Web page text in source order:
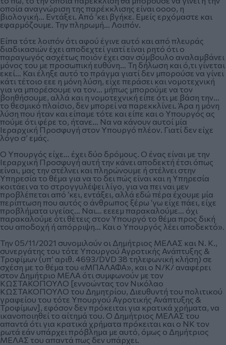
οποία αναγνώριση της παρέκκλισης είναι οοοο, η
βιολογική… Εντάξει. Από ‘κει βγήκε. Εμείς ερχόμαστε και
εφαρμόζουμε. Την πληρωμή… Λοιπόν.
Είπα τότε λοιπόν ότι αφού έγινε αυτό και από πλευράς
διαδικασιών έχει αποδεχτεί γιατί είναι ρητό ότι ο
παραγωγός ασχέτως ποιόν έχει σαν σύμβουλο αναλαμβάνει
μόνος του με προσωπική ευθύνη… Τη δήλωση και ό,τι γίνεται
εκεί… Και έληξε αυτό το πράγμα γιατί δεν μπορούσε να γίνει
κάτι τέτοιο εεε η μόνη λύση, είχε περάσει και νομοτεχνική
για να μπορέσουμε να τον… μήπως μπορούμε να τον
βοηθήσουμε, αλλά και η νομοτεχνική είπε ότι με βάση την…
το θεσμικό πλαίσιο, δεν μπορεί να παρεκκλίνει. Άρα η μόνη
λύση που ήταν και είπαμε τότε και είπε και ο Υπουργός ας
πούμε ότι φέρε το, ήτανε… Να να κάνουν αυτοί μία
Ιεραρχική Προσφυγή στον Υπουργό πλέον. Γιατί δεν είχε
λόγο σ’ εμάς.
Ο Υπουργός είχε… έχει δύο δρόμους. Ο ένας είναι με την
Ιεραρχική Προσφυγή αυτή την κάνει αποδεκτή έτσι όπως
είναι, μας την στέλνει και πληρώνουμε ή στέλνει στην
Υπηρεσία το θέμα για να το δει πώς είναι και η Υπηρεσία
κοιτάει να το στρογγυλέψει λίγο, για να πει ναι μεν
προβλέπεται από ‘κει, εντάξει, αλλά εδώ πέρα έχουμε μία
περίπτωση που αυτός ο άνθρωπος ξέρω ‘γω είχε πάει, είχε
προβλήματα υγείας… Ναι… εεεεμ παρακαλούμε… όχι
παρακαλούμε ότι θέτεις στον Υπουργό το θέμα προς δική
του αποδοχή ή απόρριψη… Και ο Υπουργός λέει αποδεκτό».
Την 05/11/2021 συνομιλούν οι Δημήτριος ΜΕΛΑΣ και Ν. Κ.,
συνεργάτης του τότε Υπουργού Αγροτικής Ανάπτυξης &
Τροφίμων (υπ’ αριθ. 4693/DVD 38 τηλεφωνική κλήση) σε
σχέση με το θέμα του «ΜΠΑΛΑΦΑ», και ο Ν/Κ/ αναφέρει
στον Δημήτριο ΜΕΛΑ ότι συμφωνούν με τον
ΚΩΣΤΑΚΟΠΟΥΛΟ [εννοώντας τον Νικόλαο
ΚΩΣΤΑΚΟΠΟΥΛΟ του Δημητρίου, Διευθυντή του πολιτικού
γραφείου του τότε Υπουργού Αγροτικής Ανάπτυξης &
Τροφίμων], εφόσον δεν πρόκειται για κρατικά χρήματα, να
ικανοποιηθεί το αίτημά του. Ο Δημήτριος ΜΕΛΑΣ του
απαντά ότι για κρατικά χρήματα πρόκειται και ο ΝΚ τον
ρωτά εάν υπάρχει πρόβλημα με αυτό, όμως ο Δημήτριος
ΜΕΛΑΣ του απαντά πως δεν υπάρχει.